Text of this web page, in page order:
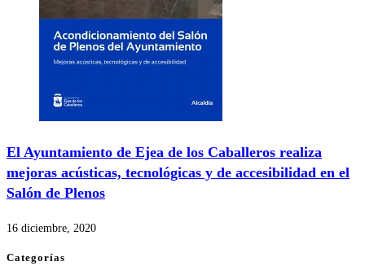
El Ayuntamiento de Ejea de los Caballeros realiza
mejoras acústicas, tecnológicas y de accesibilidad en el
Salón de Plenos
16 diciembre, 2020
Categorías